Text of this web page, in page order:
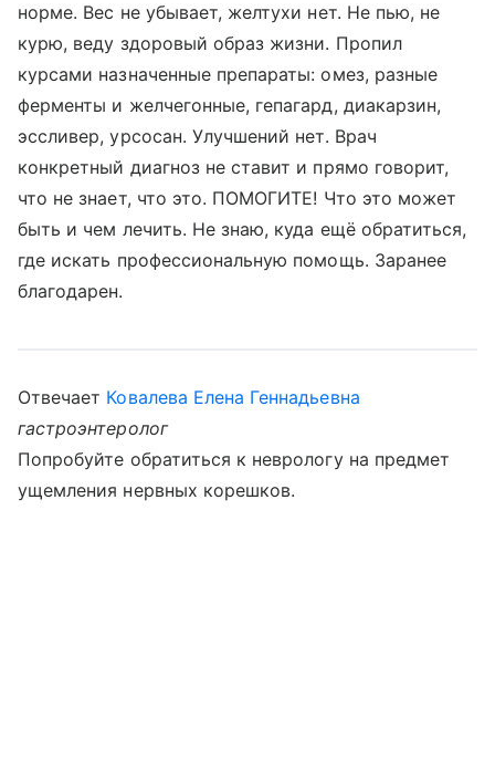
норме. Вес не убывает, желтухи нет. Не пью, не
курю, веду здоровый образ жизни. Пропил
курсами назначенные препараты: омез, разные
ферменты и желчегонные, гепагард, диакарзин,
эссливер, урсосан. Улучшений нет. Врач
конкретный диагноз не ставит и прямо говорит,
что не знает, что это. ПОМОГИТЕ! Что это может
быть и чем лечить. Не знаю, куда ещё обратиться,
где искать профессиональную помощь. Заранее
благодарен.
Отвечает Ковалева Елена Геннадьевна
гастроэнтеролог
Попробуйте обратиться к неврологу на предмет
ущемления нервных корешков.